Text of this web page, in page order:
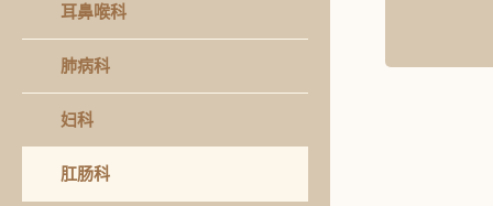
耳鼻喉科
肺病科
妇科
肛肠科